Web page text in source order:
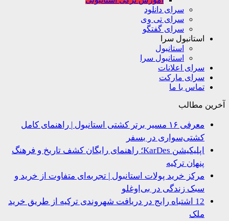
سرای دانلود
سرای تی وی
سرای گفتگو
استانبول سرا
استانبول
استانبول سرا
سرای اعلانات
سرای مارکت
تماس با ما
مطالب
معرفی ۱۶ مسیر برتر کشتی استانبول | راهنمای کامل
کشتی‌سواری در بسفر
اپلیکیشن KarDes؛ راهنمای رایگان کشف تاریخ و فرهنگ
پنهان ترکیه
مرکز خرید پولات استانبول | تجربه‌ای متفاوت از خرید و
سبک زندگی در بی‌اوغلو
12 اشتباه رایج در دریافت شهروندی ترکیه از طریق خرید